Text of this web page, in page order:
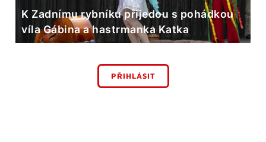
K Zadnímu rybníku přijedou s pohádkou
víla Gábina a hastrmanka Katka
PŘIHLÁSIT